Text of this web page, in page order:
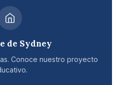
de Sydney
Conoce nuestro proyecto